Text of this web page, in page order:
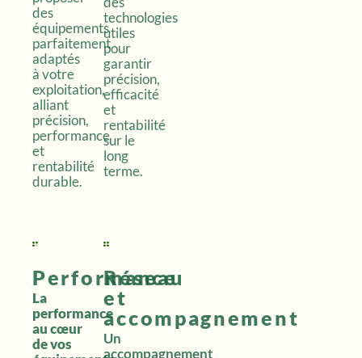
des
équipements
parfaitement
adaptés
à votre
exploitation,
alliant
précision,
performance
et
rentabilité
durable.
technologies
utiles
pour
garantir
précision,
efficacité
et
rentabilité
sur le
long
terme.
Performance
La
performance
au cœur
de vos
Réseau
et
accompagnement
Un
accompagnement